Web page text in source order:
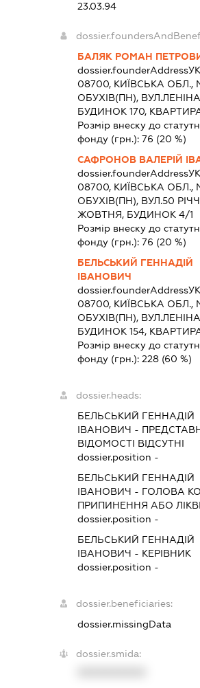
23.03.94
БАЛЯК РОМАН
dossier.founderAddress
08700, КИЇВСЬКА ОБЛ.,
ОБУХІВ(ПН),
БУДИНОК 170,
Розмір внеску до
фонду (грн.):76 (20 %)
САФРОНОВ ВАЛЕРІЙ
dossier.founderAddress
08700, КИЇВСЬКА ОБЛ.,
ОБУХІВ(ПН), ВУЛ.50
ЖОВТНЯ, БУДИНОК 4/1
Розмір внеску до
фонду (грн.):76 (20 %)
БЕЛЬСЬКИЙ ГЕННАДІЙ
ІВАНОВИЧ
dossier.founderAddress
08700, КИЇВСЬКА ОБЛ.,
ОБУХІВ(ПН),
БУДИНОК 154,
Розмір внеску до
фонду (грн.):228 (60 %)
dossier.heads:
БЕЛЬСЬКИЙ ГЕННАДІЙ
ІВАНОВИЧ -
ВІДОМОСТІ ВІДСУТНІ
dossier.position -
БЕЛЬСЬКИЙ ГЕННАДІЙ
ІВАНОВИЧ - ГОЛОВА
ПРИПИНЕННЯ АБО
dossier.position -
БЕЛЬСЬКИЙ ГЕННАДІЙ
ІВАНОВИЧ - КЕРІВНИК
dossier.position -
dossier.beneficiaries:
dossier.missingData
dossier.smida: